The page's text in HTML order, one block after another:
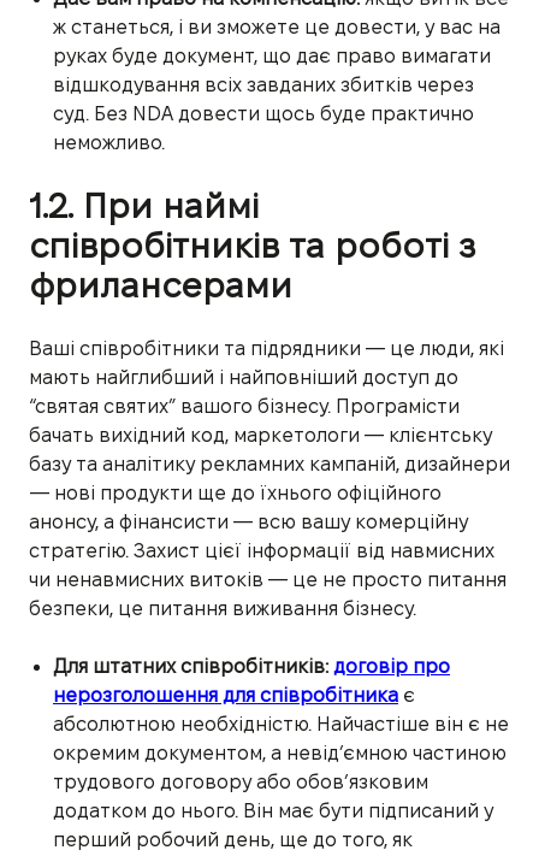
ж станеться, і ви зможете це довести, у вас на
руках буде документ, що дає право вимагати
відшкодування всіх завданих збитків через
суд. Без NDA довести щось буде практично
неможливо.
1.2. При наймі
співробітників та роботі з
фрилансерами
Ваші співробітники та підрядники — це люди, які
мають найглибший і найповніший доступ до
“святая святих” вашого бізнесу. Програмісти
бачать вихідний код, маркетологи — клієнтську
базу та аналітику рекламних кампаній, дизайнери
— нові продукти ще до їхнього офіційного
анонсу, а фінансисти — всю вашу комерційну
стратегію. Захист цієї інформації від навмисних
чи ненавмисних витоків — це не просто питання
безпеки, це питання виживання бізнесу.
Для штатних співробітників: договір про
нерозголошення для співробітника є
абсолютною необхідністю. Найчастіше він є не
окремим документом, а невід’ємною частиною
трудового договору або обов’язковим
додатком до нього. Він має бути підписаний у
перший робочий день, ще до того, як